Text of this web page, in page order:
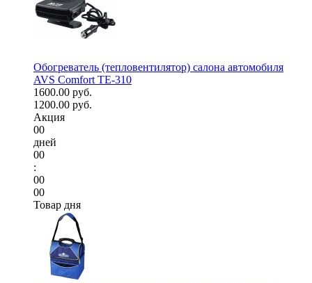
Обогреватель (тепловентилятор) салона автомобиля
AVS Comfort TE-310
1600.00 руб.
1200.00 руб.
Акция
00
дней
00
:
00
00
Товар дня